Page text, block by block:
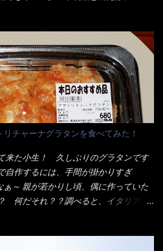
ツです。 それも揚げたての熱々です。
れば、漢では無い！と云っても過言で
兎に角ボリューム満点で＜薄カツ＞と
カツが2枚重ねて出てくるだ！ 1枚が薄
いけど・・・
アで見かけ思わず手に取って買い物篭
定＞宮崎辛麺風ラーメン オーッといき
・・・ 棒状インスタントラーメンの
か・ら・め・ん・辛麺！ 宮崎辛麺は
されている、辛口のラーメンじゃ
辣湯麺？なんてね。 よし今日のサラ
それではまず袋を開けると・・・ な
麺が二束、調味油と粉末スープ！ やは
かチョッと高級感的な・・・だって透
んて見慣れないからねぇ～（コスト
と、韮とか卵の用意を勧めている。
、黒豆モヤシ・韮・生卵を用意しま
チャーナグラタンを食べてみた！
来た小生！ 久しぶりのグラタンです
自作するには、手間が掛かりすぎ
ぁ～ 親が若かりし頃、偶に作っていた
何だそれ？？調べると、イタリア語